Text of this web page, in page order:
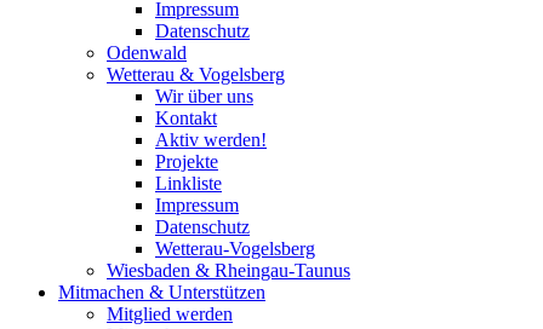
Impressum
Datenschutz
Odenwald
Wetterau & Vogelsberg
Wir über uns
Kontakt
Aktiv werden!
Projekte
Linkliste
Impressum
Datenschutz
Wetterau-Vogelsberg
Wiesbaden & Rheingau-Taunus
Mitmachen & Unterstützen
Mitglied werden